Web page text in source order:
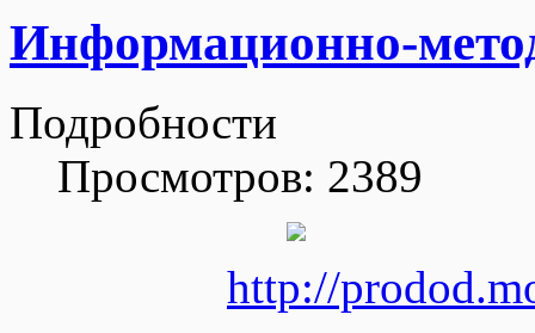
Информационно-
Подробности
Просмотров: 2389
http://